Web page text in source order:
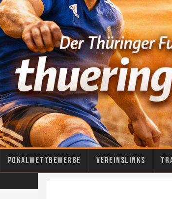
Pokalwettbewerbe Vereinslinks